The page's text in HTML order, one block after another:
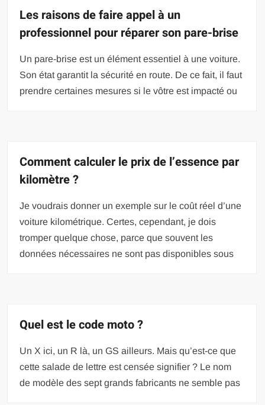
Les raisons de faire appel à un
professionnel pour réparer son pare-brise
Un pare-brise est un élément essentiel à une voiture.
Son état garantit la sécurité en route. De ce fait, il faut
prendre certaines mesures si le vôtre est impacté ou
Comment calculer le prix de l’essence par
kilomètre ?
Je voudrais donner un exemple sur le coût réel d’une
voiture kilométrique. Certes, cependant, je dois
tromper quelque chose, parce que souvent les
données nécessaires ne sont pas disponibles sous
Quel est le code moto ?
Un X ici, un R là, un GS ailleurs. Mais qu’est-ce que
cette salade de lettre est censée signifier ? Le nom
de modèle des sept grands fabricants ne semble pas